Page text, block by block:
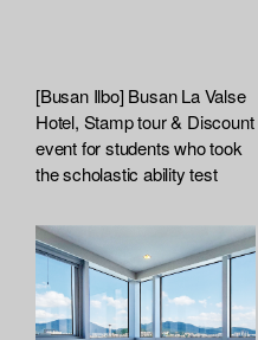
[Busan Ilbo] Busan La Valse
Hotel, Stamp tour & Discount
event for students who took
the scholastic ability test